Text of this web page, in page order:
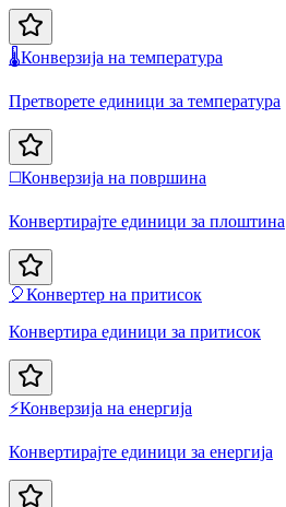
🌡️Конверзија на температура
Претворете единици за температура
◻️Конверзија на површина
Конвертирајте единици за плоштина
🎈Конвертер на притисок
Конвертира единици за притисок
⚡Конверзија на енергија
Конвертирајте единици за енергија